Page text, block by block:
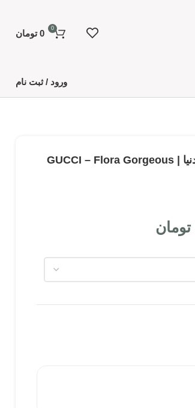
0
0 تومان
ورود / ثبت نام
عطر دست ساز گوچی فلورا گرجس گاردنیا | GUCCI – Flora Gorgeous
تومان